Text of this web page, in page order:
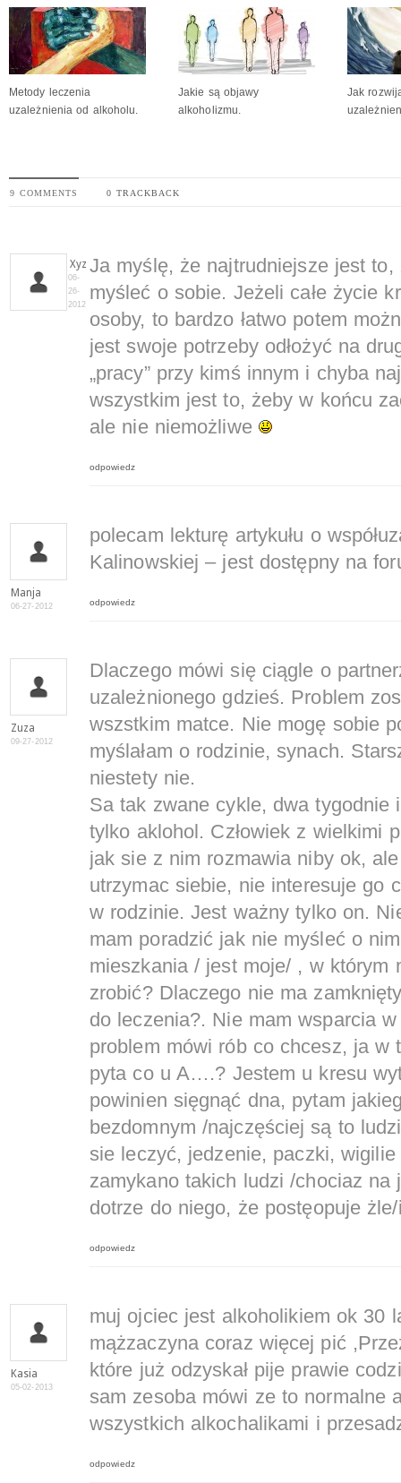
Metody leczenia
uzależnienia od alkoholu.
Jakie są objawy
alkoholizmu.
Jak
9 COMMENTS 0 TRACKBACK
Xyz
06-
26-
2012
Ja myślę, że najtrudniejsze jest
myśleć o sobie. Jeżeli całe życie
osoby, to bardzo łatwo potem
jest swoje potrzeby odłożyć na
„pracy” przy kimś innym i chyba
wszystkim jest to, żeby w końcu
ale nie niemożliwe
odpowiedz
Manja
06-27-2012
polecam lekturę artykułu o
Kalinowskiej – jest dostępny na
odpowiedz
Zuza
09-27-2012
Dlaczego mówi się ciągle o
uzależnionego gdzieś. Problem
wszstkim matce. Nie mogę sobie
myślałam o rodzinie, synach.
niestety nie.
Sa tak zwane cykle, dwa tygodnie
tylko aklohol. Człowiek z wielkimi
jak sie z nim rozmawia niby ok,
utrzymac siebie, nie interesuje go
w rodzinie. Jest ważny tylko on.
mam poradzić jak nie myśleć o
mieszkania / jest moje/ , w którym
zrobić? Dlaczego nie ma
do leczenia?. Nie mam wsparcia
problem mówi rób co chcesz, ja w
pyta co u A….? Jestem u kresu
powinien sięgnąć dna, pytam
bezdomnym /najczęściej są to
sie leczyć, jedzenie, paczki,
zamykano takich ludzi /chociaz na
dotrze do niego, że postęopuje
odpowiedz
Kasia
05-02-2013
muj ojciec jest alkoholikiem ok 30
mążzaczyna coraz więcej pić
które już odzyskał pije prawie
sam zesoba mówi ze to normalne
wszystkich alkochalikami i
odpowiedz